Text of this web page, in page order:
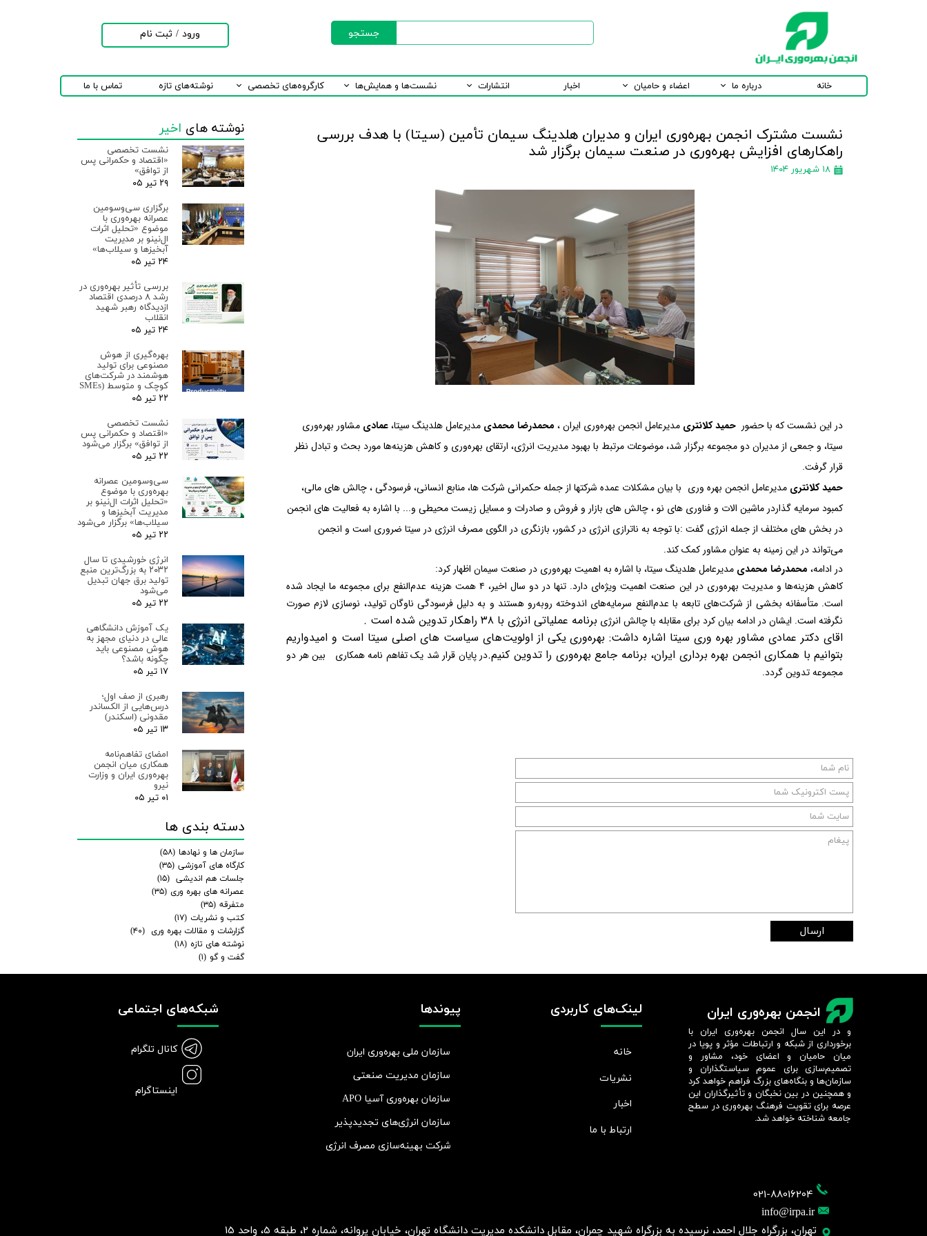
خانه درباره ما اعضاء و حامیان اخبار انتشارات نشست‌ها و همایش‌ها کارگروه‌های تخصصی نوشته‌های تازه تماس با ما
جستجو ورود / ثبت نام
تغییر گذر واژه
خروج از حساب
کاربری
نشست مشترک انجمن بهره‌وری ایران و مدیران هلدینگ سیمان تأمین (سیتا) با هدف بررسی
راهکارهای افزایش بهره‌وری در صنعت سیمان برگزار شد
۱۸ شهریور ۱۴۰۴
در این نشست که با حضور حمید کلانتری مدیرعامل انجمن بهره‌وری ایران ، محمدرضا محمدی مدیرعامل هلدینگ سیتا،عمادی مشاور بهره‌وری
سیتا، و جمعی از مدیران دو مجموعه برگزار شد، موضوعات مرتبط با بهبود مدیریت انرژی، ارتقای بهره‌وری و کاهش هزینه‌ها مورد بحث و تبادل نظر
قرار گرفت.
حمید کلانتری مدیرعامل انجمن بهره وری با بیان مشکلات عمده شرکتها از جمله حکمرانی شرکت ها، منابع انسانی، فرسودگی ، چالش های مالی،
کمبود سرمایه گذاردر ماشین الات و فناوری های نو ، چالش های بازار و فروش و صادرات و مسایل زیست محیطی و... با اشاره به فعالیت های انجمن
در بخش های مختلف از جمله انرژی گفت :با توجه به ناترازی انرژی در کشور، بازنگری در الگوی مصرف انرژی در سیتا ضروری است و انجمن
می‌تواند در این زمینه به عنوان مشاور کمک کند.
در ادامه، محمدرضا محمدی مدیرعامل هلدینگ سیتا، با اشاره به اهمیت بهره‌وری در صنعت سیمان اظهار کرد:
کاهش هزینه‌ها و مدیریت بهره‌وری در این صنعت اهمیت ویژه‌ای دارد. تنها در دو سال اخیر، ۴ همت هزینه عدم‌النفع برای مجموعه ما ایجاد شده
است. متأسفانه بخشی از شرکت‌های تابعه با عدم‌النفع سرمایه‌های اندوخته روبه‌رو هستند و به دلیل فرسودگی ناوگان تولید، نوسازی لازم صورت
نگرفته است. ایشان در ادامه بیان کرد برای مقابله با چالش انرژی برنامه عملیاتی انرژی با ۳۸ راهکار تدوین شده است .
اقای دکتر عمادی مشاور بهره وری سیتا اشاره داشت: بهره‌وری یکی از اولویت‌های سیاست های اصلی سیتا است و امیدواریم
بتوانیم با همکاری انجمن بهره برداری ایران، برنامه جامع بهره‌وری را تدوین کنیم.در پایان قرار شد یک تفاهم نامه همکاری بین هر دو
مجموعه تدوین گردد.
ارسال
نوشته های اخیر
نشست تخصصی
«اقتصاد و حکمرانی پس
از توافق»
۲۹ تیر ۰۵
برگزاری سی‌وسومین
عصرانه بهره‌وری با
موضوع «تحلیل اثرات
ال‌نینو بر مدیریت
آبخیزها و سیلاب‌ها»
۲۴ تیر ۰۵
بررسی تأثیر بهره‌وری در
رشد ۸ درصدی اقتصاد
ازدیدگاه رهبر شهید
انقلاب
۲۴ تیر ۰۵
بهره‌گیری از هوش
مصنوعی برای تولید
هوشمند در شرکت‌های
کوچک و متوسط (SMEs
۲۲ تیر ۰۵
نشست تخصصی
«اقتصاد و حکمرانی پس
از توافق» برگزار می‌شود
۲۲ تیر ۰۵
سی‌وسومین عصرانه
بهره‌وری با موضوع
«تحلیل اثرات ال‌نینو بر
مدیریت آبخیزها و
سیلاب‌ها» برگزار می‌شود
۲۲ تیر ۰۵
انرژی خورشیدی تا سال
۲۰۳۲ به بزرگ‌ترین منبع
تولید برق جهان تبدیل
می‌شود
۲۲ تیر ۰۵
یک آموزش دانشگاهی
عالی در دنیای مجهز به
هوش مصنوعی باید
چگونه باشد؟
۱۷ تیر ۰۵
رهبری از صف اول؛
درس‌هایی از الکساندر
مقدونی (اسکندر)
۱۳ تیر ۰۵
امضای تفاهم‌نامه
همکاری میان انجمن
بهره‌وری ایران و وزارت
نیرو
۰۱ تیر ۰۵
دسته بندی ها
سازمان ها و نهادها (۵۸)
کارگاه های آموزشی (۳۵)
جلسات هم اندیشی (۱۵)
عصرانه های بهره وری (۳۵)
متفرقه (۳۵)
کتب و نشریات (۱۷)
گزارشات و مقالات بهره وری
(۴۰)
نوشته های تازه (۱۸)
گفت و گو (۱)
انجمن بهره‌وری ایران
021-88016204
info@irpa.ir
تهران، بزرگراه جلال احمد، نرسیده به بزرگراه شهید چمران، مقابل دانشکده مدیریت دانشگاه تهران، خیابان پروانه، شماره 2، طبقه 5، واحد 15
لینک‌های کاربردی
خانه
نشریات
اخبار
ارتباط با ما
پیوندها
سازمان ملی بهره‌وری ایران
سازمان مدیریت صنعتی
سازمان بهره‌وری آسیا APO
سازمان انرژی‌های تجدیدپذیر
شرکت بهينه‌سازی مصرف انرژی
شبکه‌های اجتماعی
کانال تلگرام
اینستاگرام
و در این سال انجمن بهره‌وری ایران با
برخورداری از شبکه و ارتباطات مؤثر و پویا در
میان حامیان و اعضای خود، مشاور و
تصمیم‌سازی برای عموم سیاستگذاران و
سازمان‌ها و بنگاه‌های بزرگ فراهم خواهد کرد
و همچنین در بین نخبگان و تأثیرگذاران این
عرصه برای تقویت فرهنگ بهره‌وری در سطح
جامعه شناخته خواهد شد.​​​​​​​